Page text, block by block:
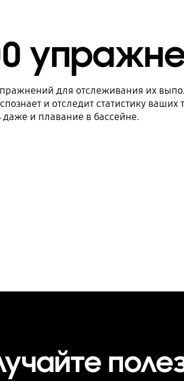
для отслеживания их
и отследит статистику
и плавание в бассейне.